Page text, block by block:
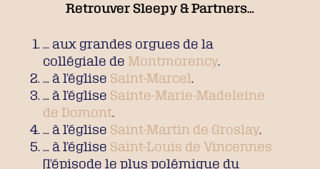
Retrouver Sleepy & Partners…
… aux grandes orgues de la
collégiale de Montmorency.
… à l’église Saint-Marcel.
… à l’église Sainte-Marie-Madeleine
de Domont.
… à l’église Saint-Martin de Groslay.
… à l’église Saint-Louis de Vincennes
[l’épisode le plus polémique du